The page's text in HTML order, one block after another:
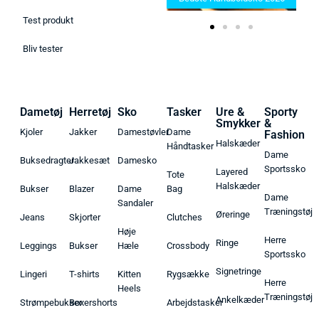
Test produkt
Bliv tester
Dametøj
Kjoler
Buksedragter
Bukser
Jeans
Leggings
Lingeri
Strømpebukser
Herretøj
Jakker
Jakkesæt
Blazer
Skjorter
Bukser
T-shirts
Boxershorts
Sko
Damestøvler
Damesko
Dame
Sandaler
Høje
Hæle
Kitten
Heels
Tasker
Dame
Håndtasker
Tote
Bag
Clutches
Crossbody
Rygsække
Arbejdstasker
Ure &
Smykker
Halskæder
Layered
Halskæder
Øreringe
Ringe
Signetringe
Ankelkæder
Sporty
&
Fashion
Dame
Sportssko
Dame
Træningstøj
Herre
Sportssko
Herre
Træningstøj